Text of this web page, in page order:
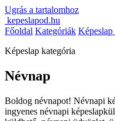
Ugrás a tartalomhoz
kepeslapod.hu
Főoldal Kategóriák Képeslap
Képeslap kategória
Névnap
Boldog névnapot! Névnapi
ingyenes névnapi